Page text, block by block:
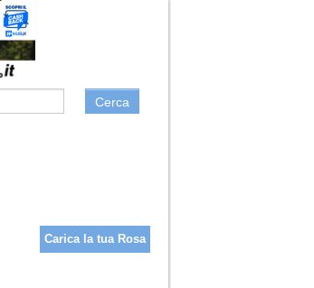
Cerca
Carica la tua Rosa